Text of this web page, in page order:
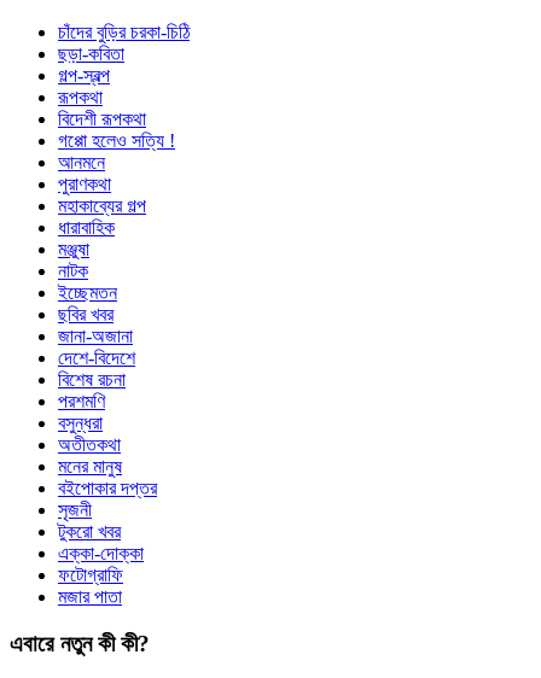
চাঁদের বুড়ির চরকা-চিঠি
ছড়া-কবিতা
গল্প-স্বল্প
রূপকথা
বিদেশী রূপকথা
গপ্পো হলেও সত্যি !
আনমনে
পুরাণকথা
মহাকাব্যের গল্প
ধারাবাহিক
মঞ্জুষা
নাটক
ইচ্ছেমতন
ছবির খবর
জানা-অজানা
দেশে-বিদেশে
বিশেষ রচনা
পরশমণি
বসুন্ধরা
অতীতকথা
মনের মানুষ
বইপোকার দপ্তর
সৃজনী
টুকরো খবর
এক্কা-দোক্কা
ফটোগ্রাফি
মজার পাতা
এবারে নতুন কী কী?